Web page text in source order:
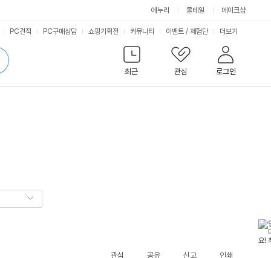
에누리 몰테일 메이크샵
최근
관심 로그인
PC견적 PC구매상담 쇼핑기획전 커뮤니티 이벤트 / 체험단 서
비
스
더보기
관심 공유 신고 인쇄